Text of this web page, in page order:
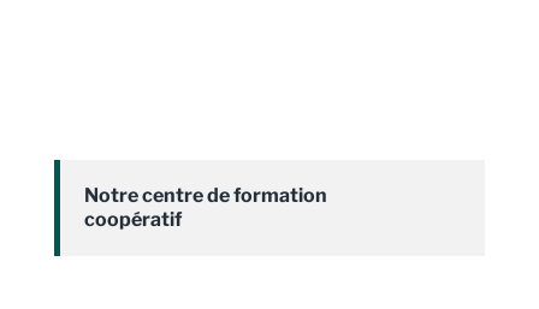
Notre centre de formation
coopératif